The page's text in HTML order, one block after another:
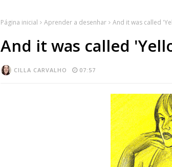
Página inicial Aprender a desenhar And it was called
And it was called
CILLA CARVALHO 07:57